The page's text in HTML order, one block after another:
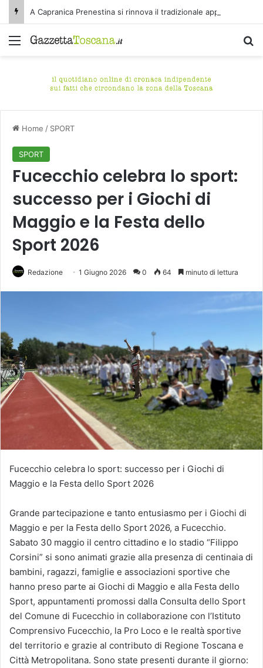
Menu
Home / SPORT
SPORT
Fucecchio celebra lo sport:
successo per i Giochi di
Maggio e la Festa dello
Sport 2026
Redazione 1 Giugno 2026 0 64 minuto di lettura
Fucecchio celebra lo sport: successo per i Giochi di
Maggio e la Festa dello Sport 2026
Grande partecipazione e tanto entusiasmo per i Giochi di
Maggio e per la Festa dello Sport 2026, a Fucecchio.
Sabato 30 maggio il centro cittadino e lo stadio “Filippo
Corsini” si sono animati grazie alla presenza di centinaia di
bambini, ragazzi, famiglie e associazioni sportive che
hanno preso parte ai Giochi di Maggio e alla Festa dello
Sport, appuntamenti promossi dalla Consulta dello Sport
del Comune di Fucecchio in collaborazione con l’Istituto
Comprensivo Fucecchio, la Pro Loco e le realtà sportive
del territorio e grazie al contributo di Regione Toscana e
Città Metropolitana. Sono state presenti durante il giorno: